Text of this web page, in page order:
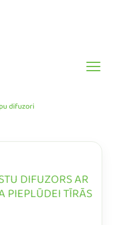
difuzori
DIFUZORS AR
PIEPLŪDEI TĪRĀS